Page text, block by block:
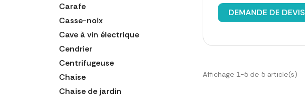
Carafe
Casse-noix
Cave à vin électrique
Cendrier
Centrifugeuse
Chaise
Chaise de jardin
DEMANDE DE DEVIS
Affichage 1-5 de 5 article(s)